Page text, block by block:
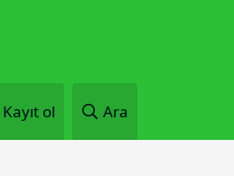
Kayıt ol Ara